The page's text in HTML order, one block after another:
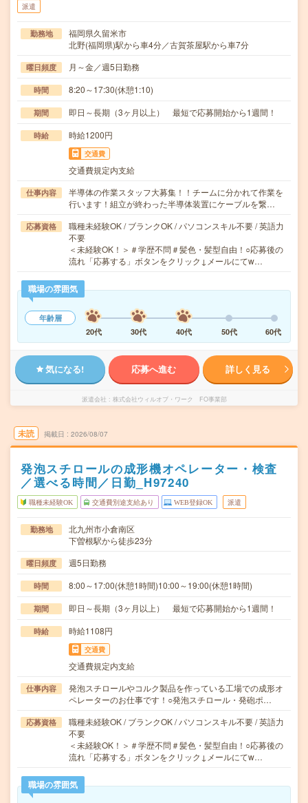
派遣
勤務地
福岡県久留米市
北野(福岡県)駅から車4分／古賀茶屋駅から車7分
曜日頻度 月～金／週5日勤務
時間 8:20～17:30(休憩1:10)
期間 即日～長期（3ヶ月以上） 最短で応募開始から1週間！
時給 時給1200円
交通費
交通費規定内支給
仕事内容
半導体の作業スタッフ大募集！！チームに分かれて作業を
行います！組立が終わった半導体装置にケーブルを繋…
応募資格
職種未経験OK / ブランクOK / パソコンスキル不要 / 英語力
不要
＜未経験OK！＞＃学歴不問＃髪色・髪型自由！○応募後の
流れ「応募する」ボタンをクリック↓メールにてw…
職場の雰囲気
年齢層
20代
30代 40代 50代 60代
気になる! 応募へ進む 詳しく見る
派遣会社 株式会社ウィルオブ・ワーク FO事業部
未読 掲載日 2026/08/07
発泡スチロールの成形機オペレーター・検査
／選べる時間／日勤_H97240
職種未経験OK 交通費別途支給あり WEB登録OK 派遣
勤務地
北九州市小倉南区
下曽根駅から徒歩23分
曜日頻度 週5日勤務
時間 8:00～17:00(休憩1時間)10:00～19:00(休憩1時間)
期間 即日～長期（3ヶ月以上） 最短で応募開始から1週間！
時給 時給1108円
交通費
交通費規定内支給
仕事内容
発泡スチロールやコルク製品を作っている工場での成形オ
ペレーターのお仕事です！○発泡スチロール・発砲ポ…
応募資格
職種未経験OK / ブランクOK / パソコンスキル不要 / 英語力
不要
＜未経験OK！＞＃学歴不問＃髪色・髪型自由！○応募後の
流れ「応募する」ボタンをクリック↓メールにてw…
職場の雰囲気